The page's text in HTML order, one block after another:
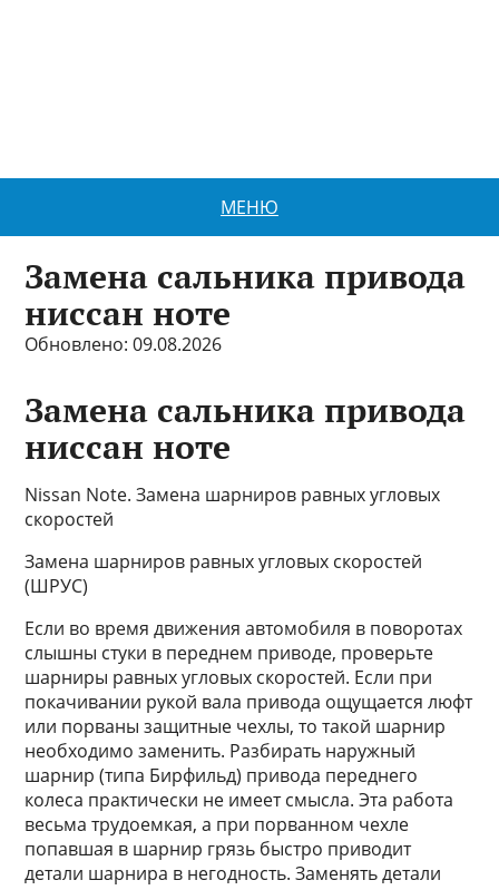
МЕНЮ
Замена сальника привода
ниссан ноте
Обновлено: 09.08.2026
Замена сальника привода
ниссан ноте
Nissan Note. Замена шарниров равных угловых
скоростей
Замена шарниров равных угловых скоростей
(ШРУС)
Если во время движения автомобиля в поворотах
слышны стуки в переднем приводе, проверьте
шарниры равных угловых скоростей. Если при
покачивании рукой вала привода ощущается люфт
или порваны защитные чехлы, то такой шарнир
необходимо заменить. Разбирать наружный
шарнир (типа Бирфильд) привода переднего
колеса практически не имеет смысла. Эта работа
весьма трудоемкая, а при порванном чехле
попавшая в шарнир грязь быстро приводит
детали шарнира в негодность. Заменять детали